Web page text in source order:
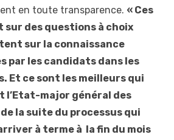
en toute transparence. « Ces
des questions à choix
sur la connaissance
par les candidats dans les
Et ce sont les meilleurs qui
l’Etat-major général des
la suite du processus qui
à terme à la fin du mois